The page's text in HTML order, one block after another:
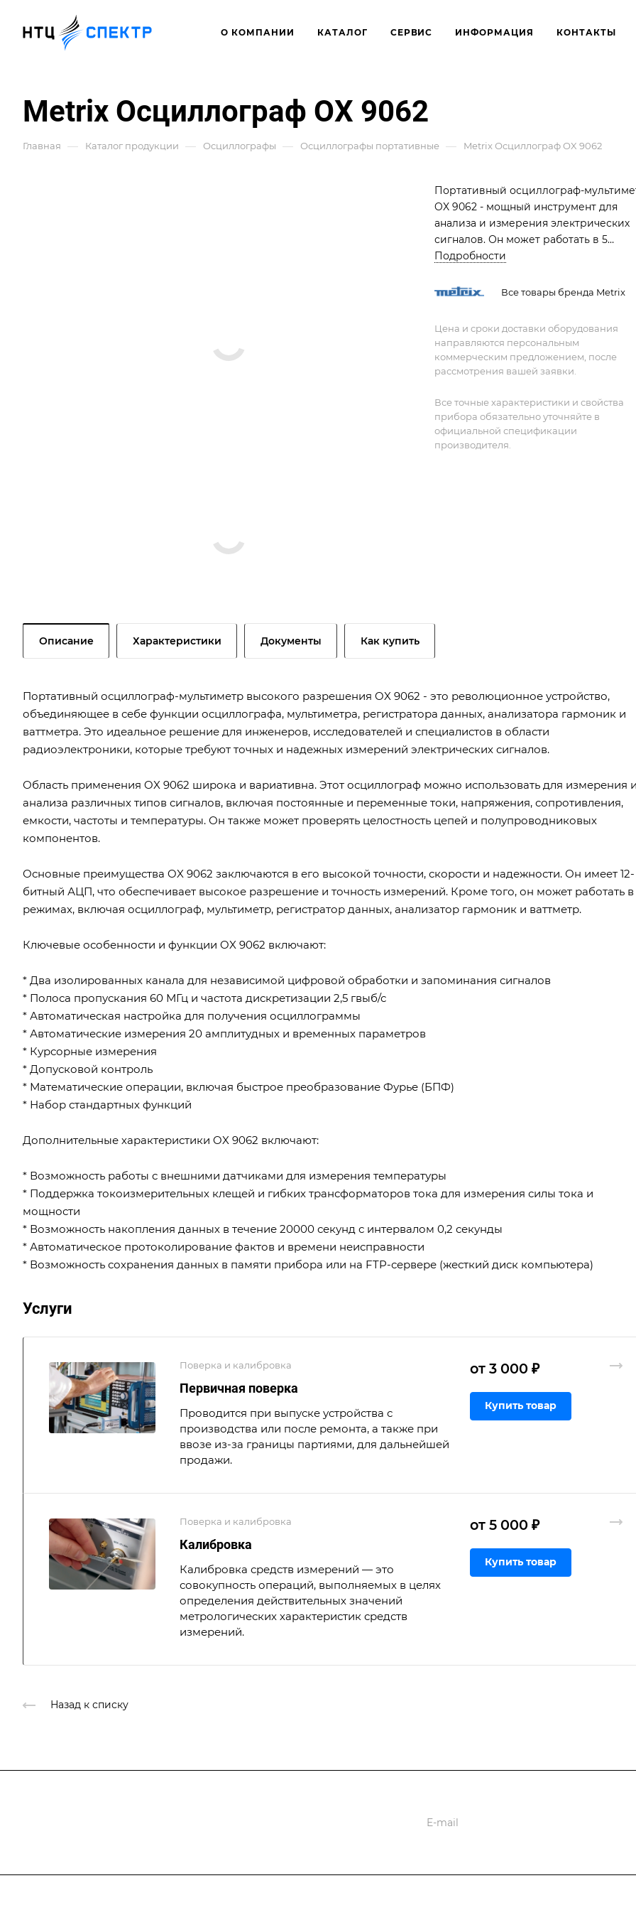
О КОМПАНИИ КАТАЛОГ СЕРВИС ИНФОРМАЦИЯ КОНТАКТЫ
Metrix Осциллограф OX 9062
Главная — Каталог продукции — Осциллографы — Осциллографы портативные — Metrix Осциллограф OX 9062
Портативный осциллограф-
OX 9062 - мощный инструмент для
анализа и измерения электрических
сигналов. Он может работать в 5
режимах: осциллограф, мультиметр,
гармоник и ваттметр. С его помощью
временные параметры сигналов, а
также анализировать гармонические
составляющие. Для измерений
температуры и силы тока требуется
Подробности
Все товары бренда Metrix
Цена и сроки доставки оборудования
направляются персональным
коммерческим предложением, после
рассмотрения вашей заявки.
Все точные характеристики и свойства
прибора обязательно уточняйте в
официальной спецификации
производителя.
Описание Характеристики Документы Как купить
Портативный осциллограф-мультиметр высокого разрешения OX 9062 - это революционное устройство,
объединяющее в себе функции осциллографа, мультиметра, регистратора данных, анализатора гармоник и
ваттметра. Это идеальное решение для инженеров, исследователей и специалистов в области
радиоэлектроники, которые требуют точных и надежных измерений электрических сигналов.
Область применения OX 9062 широка и вариативна. Этот осциллограф можно использовать для измерения
анализа различных типов сигналов, включая постоянные и переменные токи, напряжения, сопротивления,
емкости, частоты и температуры. Он также может проверять целостность цепей и полупроводниковых
компонентов.
Основные преимущества OX 9062 заключаются в его высокой точности, скорости и надежности. Он имеет 12-
битный АЦП, что обеспечивает высокое разрешение и точность измерений. Кроме того, он может работать в
режимах, включая осциллограф, мультиметр, регистратор данных, анализатор гармоник и ваттметр.
Ключевые особенности и функции OX 9062 включают:
* Два изолированных канала для независимой цифровой обработки и запоминания сигналов
* Полоса пропускания 60 МГц и частота дискретизации 2,5 гвыб/с
* Автоматическая настройка для получения осциллограммы
* Автоматические измерения 20 амплитудных и временных параметров
* Курсорные измерения
* Допусковой контроль
* Математические операции, включая быстрое преобразование Фурье (БПФ)
* Набор стандартных функций
Дополнительные характеристики OX 9062 включают:
* Возможность работы с внешними датчиками для измерения температуры
* Поддержка токоизмерительных клещей и гибких трансформаторов тока для измерения силы тока и
мощности
* Возможность накопления данных в течение 20000 секунд с интервалом 0,2 секунды
* Автоматическое протоколирование фактов и времени неисправности
* Возможность сохранения данных в памяти прибора или на FTP-сервере (жесткий диск компьютера)
Услуги
Поверка и калибровка
Первичная поверка
Проводится при выпуске устройства с
производства или после ремонта, а также при
ввозе из-за границы партиями, для дальнейшей
продажи.
от 3 000 ₽
Купить товар
Поверка и калибровка
Калибровка
Калибровка средств измерений — это
совокупность операций, выполняемых в целях
определения действительных значений
метрологических характеристик средств
измерений.
от 5 000 ₽
Купить товар
Назад к списку